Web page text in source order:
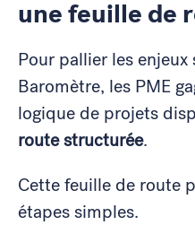
une feuille de
Pour pallier les enjeux
Baromètre, les PME
logique de projets
route structurée.
Cette feuille de route
étapes simples.